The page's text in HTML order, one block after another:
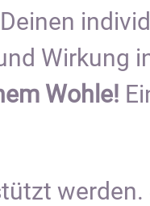
Wirkung
Wohle!
werden.